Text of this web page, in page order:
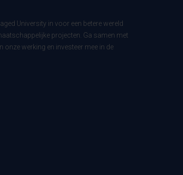
University in voor een betere wereld
projecten. Ga samen met
onze werking en investeer mee in de